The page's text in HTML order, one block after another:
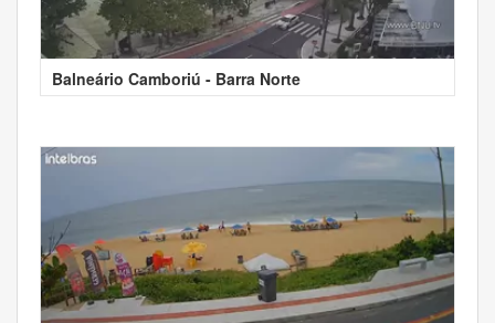
Balneário Camboriú - Barra Norte